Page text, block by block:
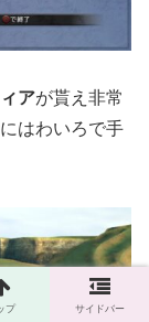
アが貰え非常
はわいろで手
プ サイドバー